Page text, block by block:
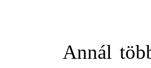
Annál